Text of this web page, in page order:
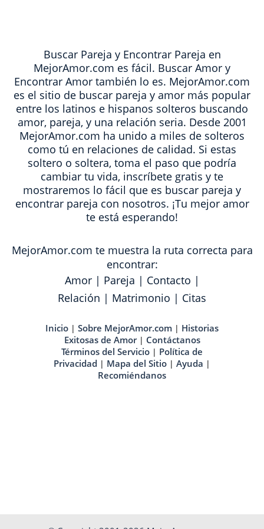
Buscar Pareja y Encontrar Pareja en
MejorAmor.com es fácil. Buscar Amor y
Encontrar Amor también lo es. MejorAmor.com
es el sitio de buscar pareja y amor más popular
entre los latinos e hispanos solteros buscando
amor, pareja, y una relación seria. Desde 2001
MejorAmor.com ha unido a miles de solteros
como tú en relaciones de calidad. Si estas
soltero o soltera, toma el paso que podría
cambiar tu vida, inscríbete gratis y te
mostraremos lo fácil que es buscar pareja y
encontrar pareja con nosotros. ¡Tu mejor amor
te está esperando!
MejorAmor.com te muestra la ruta correcta para
encontrar:
Amor| Pareja | Contacto |
Relación | Matrimonio | Citas
Inicio | Sobre MejorAmor.com | Historias
Exitosas de Amor| Contáctanos
Términos del Servicio | Política de
Privacidad | Mapa del Sitio | Ayuda |
Recomiéndanos